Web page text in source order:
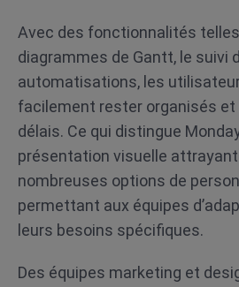
Avec des fonctionnalités
diagrammes de Gantt, le suivi
automatisations, les
facilement rester organisés
délais. Ce qui distingue
présentation visuelle
nombreuses options de
permettant aux équipes
leurs besoins spécifiques.
Des équipes marketing et